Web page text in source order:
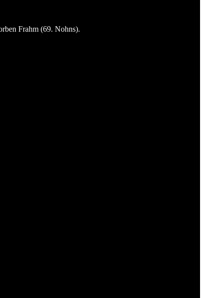
Frahm (69. Nohns).